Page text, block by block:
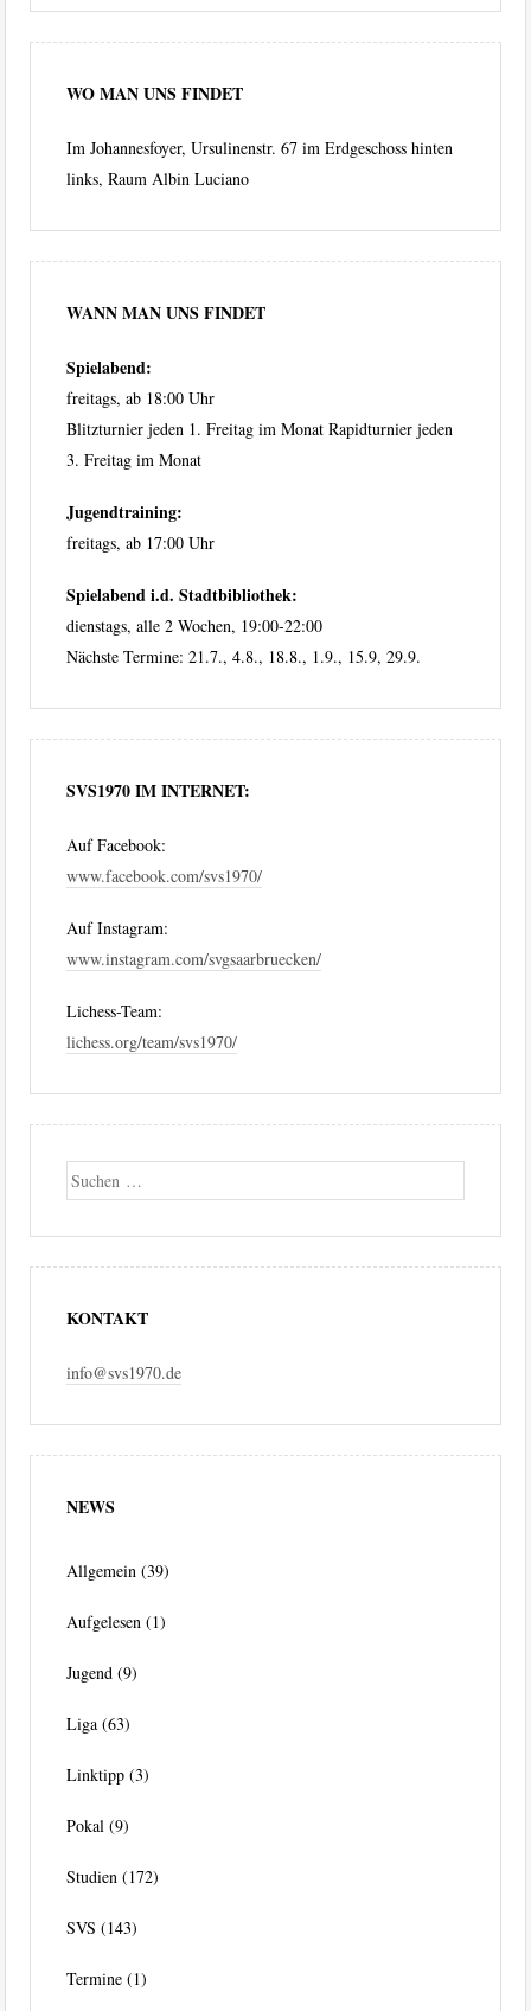
WO MAN UNS FINDET
Im Johannesfoyer, Ursulinenstr. 67 im Erdgeschoss hinten
links, Raum Albin Luciano
WANN MAN UNS FINDET
Spielabend:
freitags, ab 18:00 Uhr
Blitzturnier jeden 1. Freitag im Monat Rapidturnier jeden
3. Freitag im Monat
Jugendtraining:
freitags, ab 17:00 Uhr
Spielabend i.d. Stadtbibliothek:
dienstags, alle 2 Wochen, 19:00-22:00
Nächste Termine: 21.7., 4.8., 18.8., 1.9., 15.9, 29.9.
SVS1970 IM INTERNET:
Auf Facebook:
www.facebook.com/svs1970/
Auf Instagram:
www.instagram.com/svgsaarbruecken/
Lichess-Team:
lichess.org/team/svs1970/
Suche
KONTAKT
info@svs1970.de
NEWS
Allgemein (39)
Aufgelesen (1)
Jugend (9)
Liga (63)
Linktipp (3)
Pokal (9)
Studien (172)
SVS (143)
Termine (1)